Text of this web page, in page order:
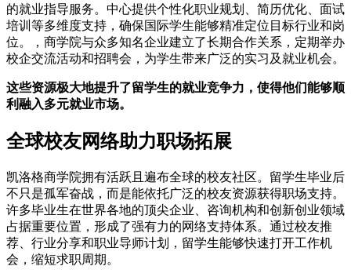
的就业指导服务。中心提供个性化职业规划、简历优化、面试
培训等多维度支持，确保国际学生能够精准定位目标行业和岗
位。，商学院与众多知名企业建立了长期合作关系，定期举办
校企交流活动和招聘会，为学生带来广泛的实习及就业机会。
这些资源极大地提升了留学生的就业竞争力，使得他们能够顺
利融入多元就业市场。
全球校友网络助力职场拓展
凯洛格商学院拥有活跃且遍布全球的校友社区。留学生毕业后
不只是孤军奋战，而是能依托广泛的校友资源获得职场支持。
许多毕业生在世界各地的顶尖企业、咨询机构和创新创业领域
占据重要位置，形成了强有力的网络支持体系。通过校友推
荐、行业分享和职业导师计划，留学生能够快速打开工作机
会，缩短求职周期。